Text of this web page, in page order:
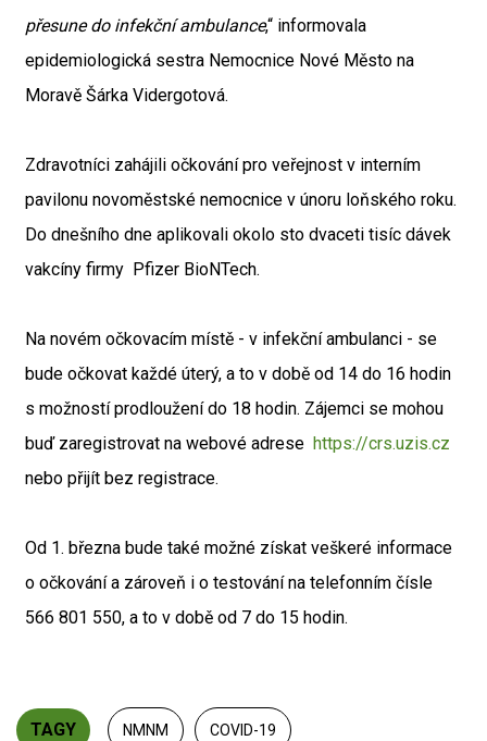
přesune do infekční ambulance,“ informovala
epidemiologická sestra Nemocnice Nové Město na
Moravě Šárka Vidergotová.
Zdravotníci zahájili očkování pro veřejnost v interním
pavilonu novoměstské nemocnice v únoru loňského roku.
Do dnešního dne aplikovali okolo sto dvaceti tisíc dávek
vakcíny firmy Pfizer BioNTech.
Na novém očkovacím místě - v infekční ambulanci - se
bude očkovat každé úterý, a to v době od 14 do 16 hodin
s možností prodloužení do 18 hodin. Zájemci se mohou
buď zaregistrovat na webové adrese https://crs.uzis.cz
nebo přijít bez registrace.
Od 1. března bude také možné získat veškeré informace
o očkování a zároveň i o testování na telefonním čísle
566 801 550, a to v době od 7 do 15 hodin.
TAGY NMNM COVID-19